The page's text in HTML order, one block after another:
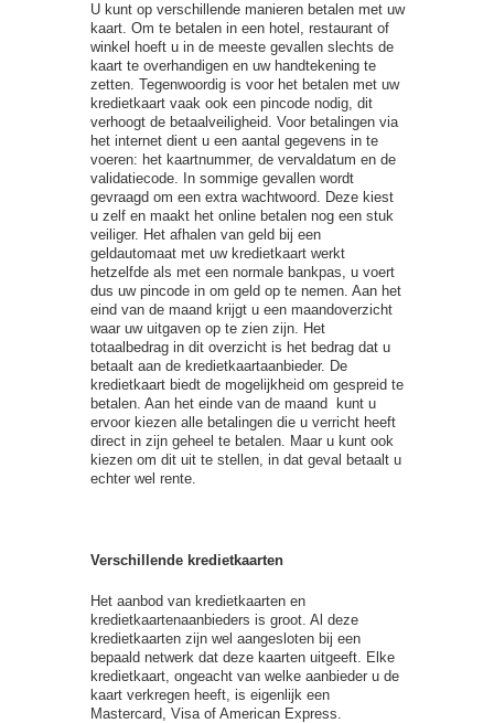
U kunt op verschillende manieren betalen met uw
kaart. Om te betalen in een hotel, restaurant of
winkel hoeft u in de meeste gevallen slechts de
kaart te overhandigen en uw handtekening te
zetten. Tegenwoordig is voor het betalen met uw
kredietkaart vaak ook een pincode nodig, dit
verhoogt de betaalveiligheid. Voor betalingen via
het internet dient u een aantal gegevens in te
voeren: het kaartnummer, de vervaldatum en de
validatiecode. In sommige gevallen wordt
gevraagd om een extra wachtwoord. Deze kiest
u zelf en maakt het online betalen nog een stuk
veiliger. Het afhalen van geld bij een
geldautomaat met uw kredietkaart werkt
hetzelfde als met een normale bankpas, u voert
dus uw pincode in om geld op te nemen. Aan het
eind van de maand krijgt u een maandoverzicht
waar uw uitgaven op te zien zijn. Het
totaalbedrag in dit overzicht is het bedrag dat u
betaalt aan de kredietkaartaanbieder. De
kredietkaart biedt de mogelijkheid om gespreid te
betalen. Aan het einde van de maand kunt u
ervoor kiezen alle betalingen die u verricht heeft
direct in zijn geheel te betalen. Maar u kunt ook
kiezen om dit uit te stellen, in dat geval betaalt u
echter wel rente.
Verschillende kredietkaarten
Het aanbod van kredietkaarten en
kredietkaartenaanbieders is groot. Al deze
kredietkaarten zijn wel aangesloten bij een
bepaald netwerk dat deze kaarten uitgeeft. Elke
kredietkaart, ongeacht van welke aanbieder u de
kaart verkregen heeft, is eigenlijk een
Mastercard, Visa of American Express.